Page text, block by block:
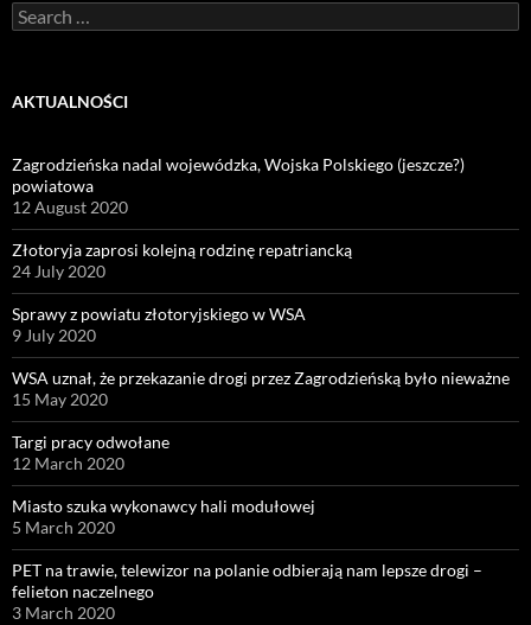
Search
for:
AKTUALNOŚCI
Zagrodzieńska nadal wojewódzka, Wojska Polskiego (jeszcze?)
powiatowa
12 August 2020
Złotoryja zaprosi kolejną rodzinę repatriancką
24 July 2020
Sprawy z powiatu złotoryjskiego w WSA
9 July 2020
WSA uznał, że przekazanie drogi przez Zagrodzieńską było nieważne
15 May 2020
Targi pracy odwołane
12 March 2020
Miasto szuka wykonawcy hali modułowej
5 March 2020
PET na trawie, telewizor na polanie odbierają nam lepsze drogi –
felieton naczelnego
3 March 2020